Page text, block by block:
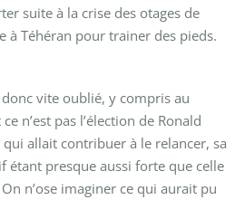
suite à la crise des otages de
à Téhéran pour trainer des pieds.
vite oublié, y compris au
n’est pas l’élection de Ronald
allait contribuer à le relancer, sa
étant presque aussi forte que celle
n’ose imaginer ce qui aurait pu